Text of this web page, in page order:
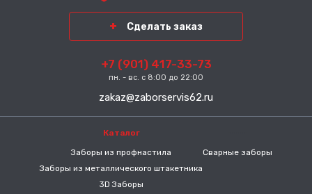
Сделать заказ
+7 (901) 417-33-73
пн. - вс. с 8:00 до 22:00
zakaz@zaborservis62.ru
Каталог
Заборы из профнастила
Заборы из металлического штакетника
3D Заборы
Сварные заборы